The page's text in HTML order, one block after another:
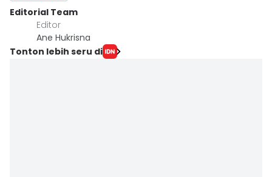
Editorial Team
Editor
Ane Hukrisna
Tonton lebih seru di